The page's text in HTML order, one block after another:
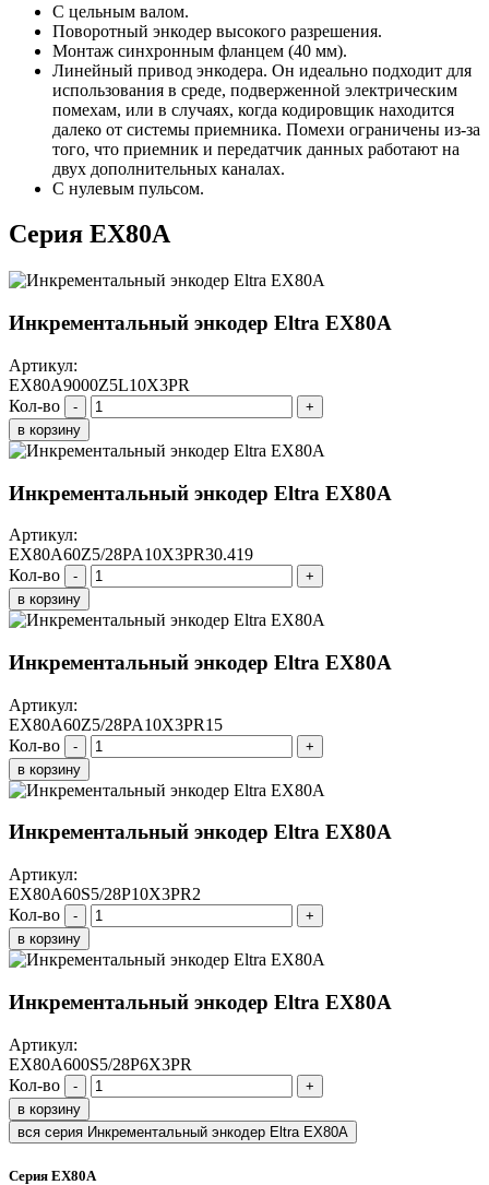
С цельным валом.
Поворотный энкодер высокого разрешения.
Монтаж синхронным фланцем (40 мм).
Линейный привод энкодера. Он идеально подходит для
использования в среде, подверженной электрическим
помехам, или в случаях, когда кодировщик находится
далеко от системы приемника. Помехи ограничены из-за
того, что приемник и передатчик данных работают на
двух дополнительных каналах.
С нулевым пульсом.
Серия EX80A
Инкрементальный энкодер Eltra EX80A
Артикул:
EX80A9000Z5L10X3PR
Кол-во
-
+
в корзину
Инкрементальный энкодер Eltra EX80A
Артикул:
EX80A60Z5/28PA10X3PR30.419
Кол-во
-
+
в корзину
Инкрементальный энкодер Eltra EX80A
Артикул:
EX80A60Z5/28PA10X3PR15
Кол-во
-
+
в корзину
Инкрементальный энкодер Eltra EX80A
Артикул:
EX80A60S5/28P10X3PR2
Кол-во
-
+
в корзину
Инкрементальный энкодер Eltra EX80A
Артикул:
EX80A600S5/28P6X3PR
Кол-во
-
+
в корзину
вся серия Инкрементальный энкодер Eltra EX80A
Серия EX80A